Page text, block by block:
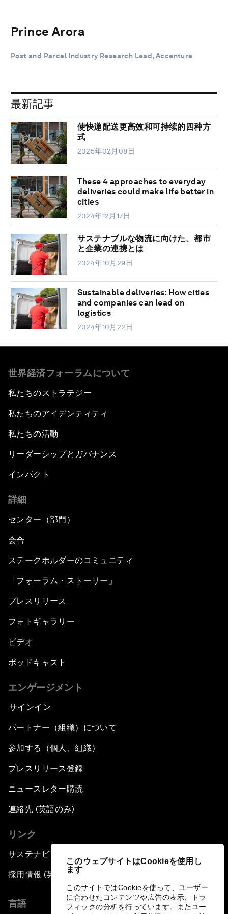
このウェブサイトはCookieを使用し
ます
このサイトではCookieを使って、ユーザー
に合わせたコンテンツや広告の表示、トラ
フィックの分析を行っています。またユー
Prince Arora
Post and Parcel Industry Research Lead, Accenture
最新記事
使快递配送更高效和可持续的四种方
式
2025年02月08日
These 4 approaches to everyday
deliveries could make life better in
cities
2024年12月17日
サステナブルな物流に向けた、都市
と企業の連携とは
2024年10月29日
Sustainable deliveries: How cities
and companies can lead on
logistics
2024年10月22日
世界経済フォーラムについて
私たちのストラテジー
私たちのアイデンティティ
私たちの活動
リーダーシップとガバナンス
インパクト
詳細
センター（部門）
会合
ステークホルダーのコミュニティ
「フォーラム・ストーリー」
プレスリリース
フォトギャラリー
ビデオ
ポッドキャスト
エンゲージメント
サインイン
パートナー（組織）について
参加する（個人、組織）
プレスリリース登録
ニュースレター購読
連絡先 (英語のみ)
リンク
サステナビリティへの取り組み
採用情報 (英語のみ)
言語